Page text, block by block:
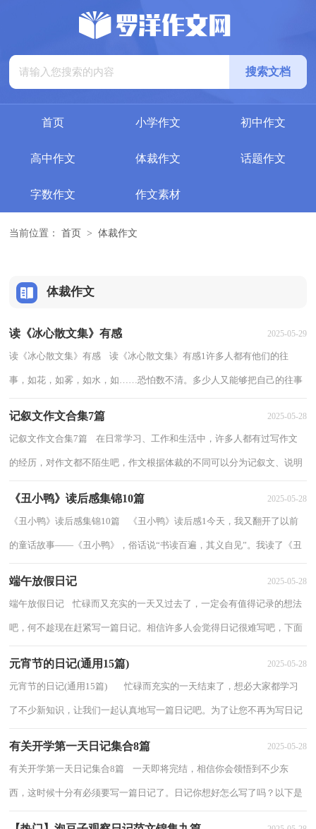
首页 小学作文 初中作文
高中作文 体裁作文 话题作文
字数作文 作文素材
当前位置： 首页 > 体裁作文
体裁作文
读《冰心散文集》有感 2025-05-29
读《冰心散文集》有感 读《冰心散文集》有感1许多人都有他们的往
事，如花，如雾，如水，如……恐怕数不清。多少人又能够把自己的往事
记叙文作文合集7篇 2025-05-28
记叙文作文合集7篇 在日常学习、工作和生活中，许多人都有过写作文
的经历，对作文都不陌生吧，作文根据体裁的不同可以分为记叙文、说明
《丑小鸭》读后感集锦10篇 2025-05-28
《丑小鸭》读后感集锦10篇 《丑小鸭》读后感1今天，我又翻开了以前
的童话故事——《丑小鸭》，俗话说“书读百遍，其义自见”。我读了《丑
端午放假日记 2025-05-28
端午放假日记 忙碌而又充实的一天又过去了，一定会有值得记录的想法
吧，何不趁现在赶紧写一篇日记。相信许多人会觉得日记很难写吧，下面
元宵节的日记(通用15篇) 2025-05-28
元宵节的日记(通用15篇) 忙碌而充实的一天结束了，想必大家都学习
了不少新知识，让我们一起认真地写一篇日记吧。为了让您不再为写日记
有关开学第一天日记集合8篇 2025-05-28
有关开学第一天日记集合8篇 一天即将完结，相信你会领悟到不少东
西，这时候十分有必须要写一篇日记了。日记你想好怎么写了吗？以下是